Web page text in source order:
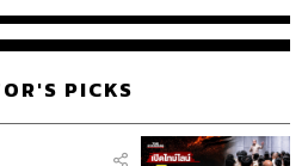
ษของเดอะมอลล์ กรุ๊ป ที่หลาก
ต่การจองทริปกับ Trip.com ซื้อ
ที่ร่วมรายการ พักโรงแรม
Pay ก็ได้รับสิทธิพิเศษ
PICKS